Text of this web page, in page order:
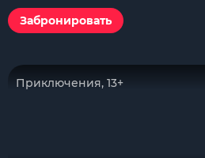
Забронировать
Приключения, 13+